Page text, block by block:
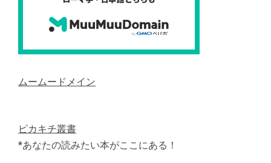
ムームードメイン
ピカキチ叢書
*あなたの読みたい本がここにある！